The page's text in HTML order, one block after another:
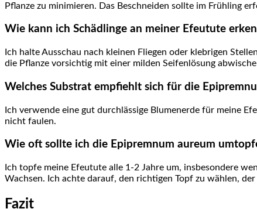
Pflanze zu minimieren. Das Beschneiden sollte im Frühling
Wie kann ich Schädlinge⁣ an meiner Efeutute
Ich halte Ausschau nach kleinen Fliegen oder klebrigen
die Pflanze vorsichtig mit einer milden Seifenlösung
Welches Substrat empfiehlt sich für die
Ich verwende eine gut durchlässige Blumenerde für meine
nicht‌ faulen.
Wie oft sollte ich die Epipremnum aureum
Ich topfe meine Efeutute alle 1-2 Jahre ‌um, insbesondere
⁤Wachsen. Ich achte⁤ darauf, den richtigen ⁤Topf zu wählen,
Fazit